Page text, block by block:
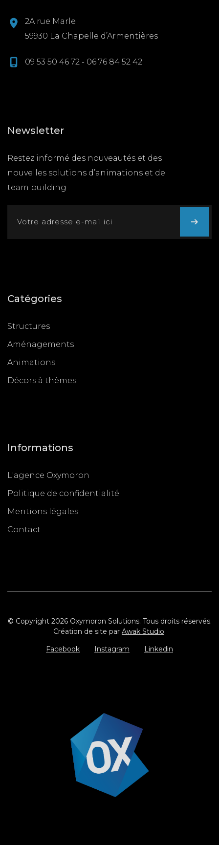
2A rue Marle
59930 La Chapelle d’Armentières
09 53 50 46 72 - 06 76 84 52 42
Newsletter
Restez informé des nouveautés et des
nouvelles solutions d’animations et de
team building
Catégories
Structures
Aménagements
Animations
Décors à thèmes
Informations
L'agence Oxymoron
Politique de confidentialité
Mentions légales
Contact
© Copyright 2026 Oxymoron Solutions. Tous droits réservés.
Création de site par Awak Studio.
Facebook
Instagram Linkedin